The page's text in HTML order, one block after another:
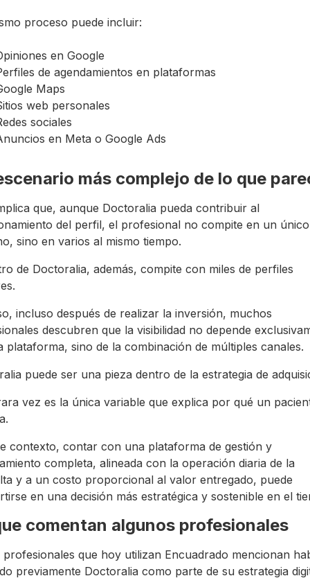
proceso puede incluir:
en Google
de agendamientos en plataformas
Maps
web personales
sociales
en Meta o Google Ads
más complejo de lo que
que, aunque Doctoralia pueda contribuir al
del perfil, el profesional no compite en un único
sino en varios al mismo tiempo.
de Doctoralia, además, compite con miles de perfiles
incluso después de realizar la inversión, muchos
descubren que la visibilidad no depende
plataforma, sino de la combinación de múltiples canales.
puede ser una pieza dentro de la estrategia de
vez es la única variable que explica por qué un
contexto, contar con una plataforma de gestión y
completa, alineada con la operación diaria de la
y a un costo proporcional al valor entregado, puede
en una decisión más estratégica y sostenible en el
comentan algunos profesionales
profesionales que hoy utilizan Encuadrado mencionan
previamente Doctoralia como parte de su estrategia